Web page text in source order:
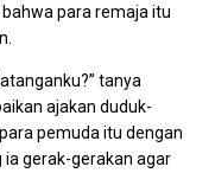
para remaja itu
tanya
ajakan duduk-
pemuda itu dengan
ia gerak-gerakan agar